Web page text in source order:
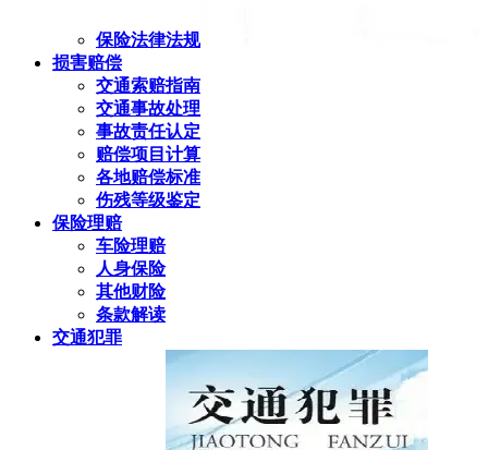
保险法律法规
损害赔偿
交通索赔指南
交通事故处理
事故责任认定
赔偿项目计算
各地赔偿标准
伤残等级鉴定
保险理赔
车险理赔
人身保险
其他财险
条款解读
交通犯罪